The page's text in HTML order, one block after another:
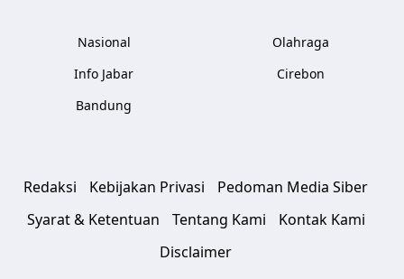
Nasional
Info Jabar
Bandung
Olahraga
Cirebon
Redaksi Kebijakan Privasi
Pedoman Media Siber
Syarat & Ketentuan
Tentang Kami
Kontak Kami
Disclaimer